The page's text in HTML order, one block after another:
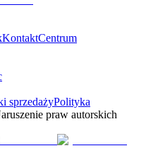
KontaktCentrum
sprzedażyPolityka
praw autorskich